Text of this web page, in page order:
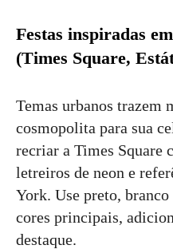
Festas inspiradas
(Times Square,
Temas urbanos trazem
cosmopolita para sua
recriar a Times Square
letreiros de neon e
York. Use preto,
cores principais,
destaque.